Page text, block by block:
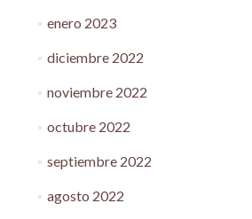
enero 2023
diciembre 2022
noviembre 2022
octubre 2022
septiembre 2022
agosto 2022